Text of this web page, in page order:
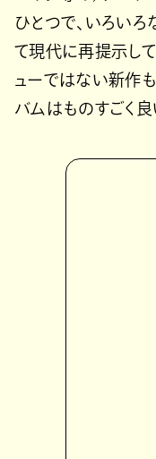
ひとつで、いろいろ
て現代に再提示し
ューではない新作
バムはものすごく良